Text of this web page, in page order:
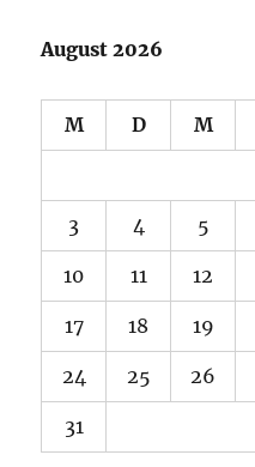
August 2026
M D M
3 4 5
10 11 12
17 18 19
24 25 26
31